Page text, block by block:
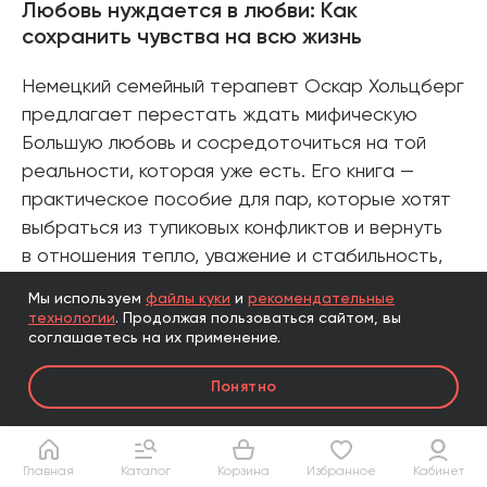
Любовь нуждается в любви: Как
сохранить чувства на всю жизнь
Немецкий семейный терапевт Оскар Хольцберг
предлагает перестать ждать мифическую
Большую любовь и сосредоточиться на той
реальности, которая уже есть. Его книга —
практическое пособие для пар, которые хотят
выбраться из тупиковых конфликтов и вернуть
в отношения тепло, уважение и стабильность,
Автор разбирает типичные ошибки, приводит
примеры из практики и дает пошаговые
инструменты, как понять, чего вы на самом
деле хотите от партнера, что можете дать
сами, как научиться открываться и доверять.
Хольцберг объясняет, что романтическая
модель любви «как в кино» — лишь культурная
Мы используем файлы куки и рекомендательные
технологии. Продолжая пользоваться сайтом, вы
соглашаетесь на их применение.
Понятно
Главная Каталог Корзина Избранное Кабинет